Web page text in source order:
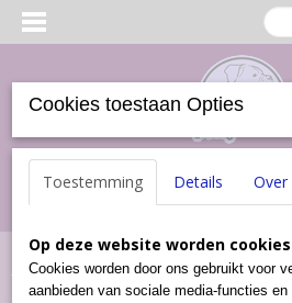
Inloggen Registreren
Home >Snacks>Bullepees Puntjes
Cookies toestaan Opties
Toestemming Details Over
Op deze website worden
Cookies worden door ons gebruikt voor
aanbieden van sociale media-functies